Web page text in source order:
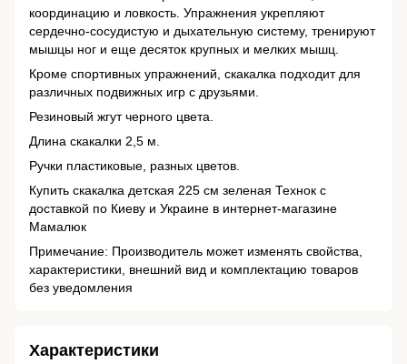
координацию и ловкость. Упражнения укрепляют
сердечно-сосудистую и дыхательную систему, тренируют
мышцы ног и еще десяток крупных и мелких мышц.
Кроме спортивных упражнений, скакалка подходит для
различных подвижных игр с друзьями.
Резиновый жгут черного цвета.
Длина скакалки 2,5 м.
Ручки пластиковые, разных цветов.
Купить скакалка детская 225 см зеленая Технок с
доставкой по Киеву и Украине в интернет-магазине
Мамалюк
Примечание: Производитель может изменять свойства,
характеристики, внешний вид и комплектацию товаров
без уведомления
Характеристики